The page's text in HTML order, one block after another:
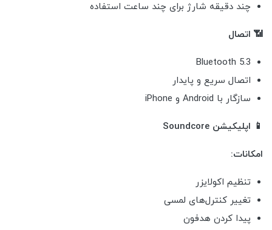
چند دقیقه شارژ برای چند ساعت استفاده
📶 اتصال
Bluetooth 5.3
اتصال سریع و پایدار
سازگار با Android و iPhone
📱 اپلیکیشن Soundcore
امکانات:
تنظیم اکولایزر
تغییر کنترل‌های لمسی
پیدا کردن هدفون